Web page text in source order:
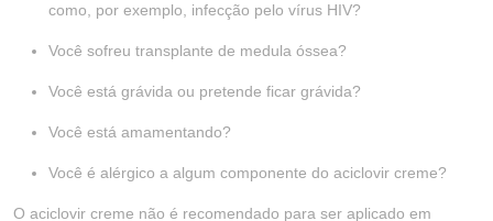
como, por exemplo, infecção pelo vírus HIV?
Você sofreu transplante de medula óssea?
Você está grávida ou pretende ficar grávida?
Você está amamentando?
Você é alérgico a algum componente do aciclovir creme?
O aciclovir creme não é recomendado para ser aplicado em